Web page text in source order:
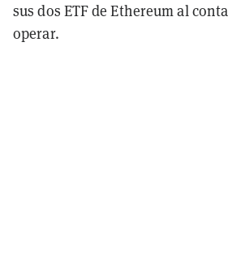
sus dos ETF de Ethereum al
operar.